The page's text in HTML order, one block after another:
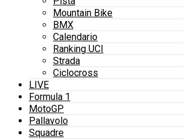
Mountain Bike
BMX
Calendario
Ranking UCI
Strada
Ciclocross
LIVE
Formula 1
MotoGP
Pallavolo
Squadre